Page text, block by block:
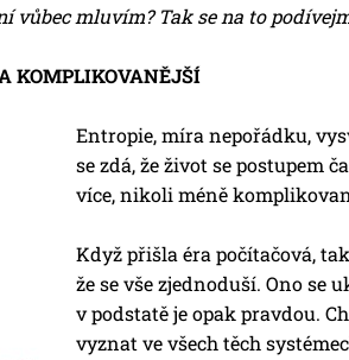
vůbec mluvím? Tak se na to
KOMPLIKOVANĚJŠÍ
Entropie, míra nepořádku,
se zdá, že život se postupem
více, nikoli méně
Když přišla éra počítačová,
že se vše zjednoduší. Ono se
v podstatě je opak pravdou.
vyznat ve všech těch